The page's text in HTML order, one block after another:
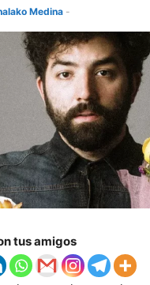
Medina -
tus amigos